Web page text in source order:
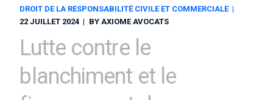
DROIT DE LA RESPONSABILITÉ CIVILE ET COMMERCIALE
22 JUILLET 2024
BYAXIOME AVOCATS
Lutte contre le
blanchiment et le